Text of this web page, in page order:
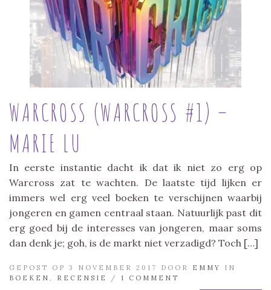
WARCROSS (WARCROSS #1) –
MARIE LU
In eerste instantie dacht ik dat ik niet zo erg op
Warcross zat te wachten. De laatste tijd lijken er
immers wel erg veel boeken te verschijnen waarbij
jongeren en gamen centraal staan. Natuurlijk past dit
erg goed bij de interesses van jongeren, maar soms
dan denk je; goh, is de markt niet verzadigd? Toch […]
GEPOST OP 3 NOVEMBER 2017 DOOR EMMY
IN
BOEKEN
RECENSIE / 1 COMMENT